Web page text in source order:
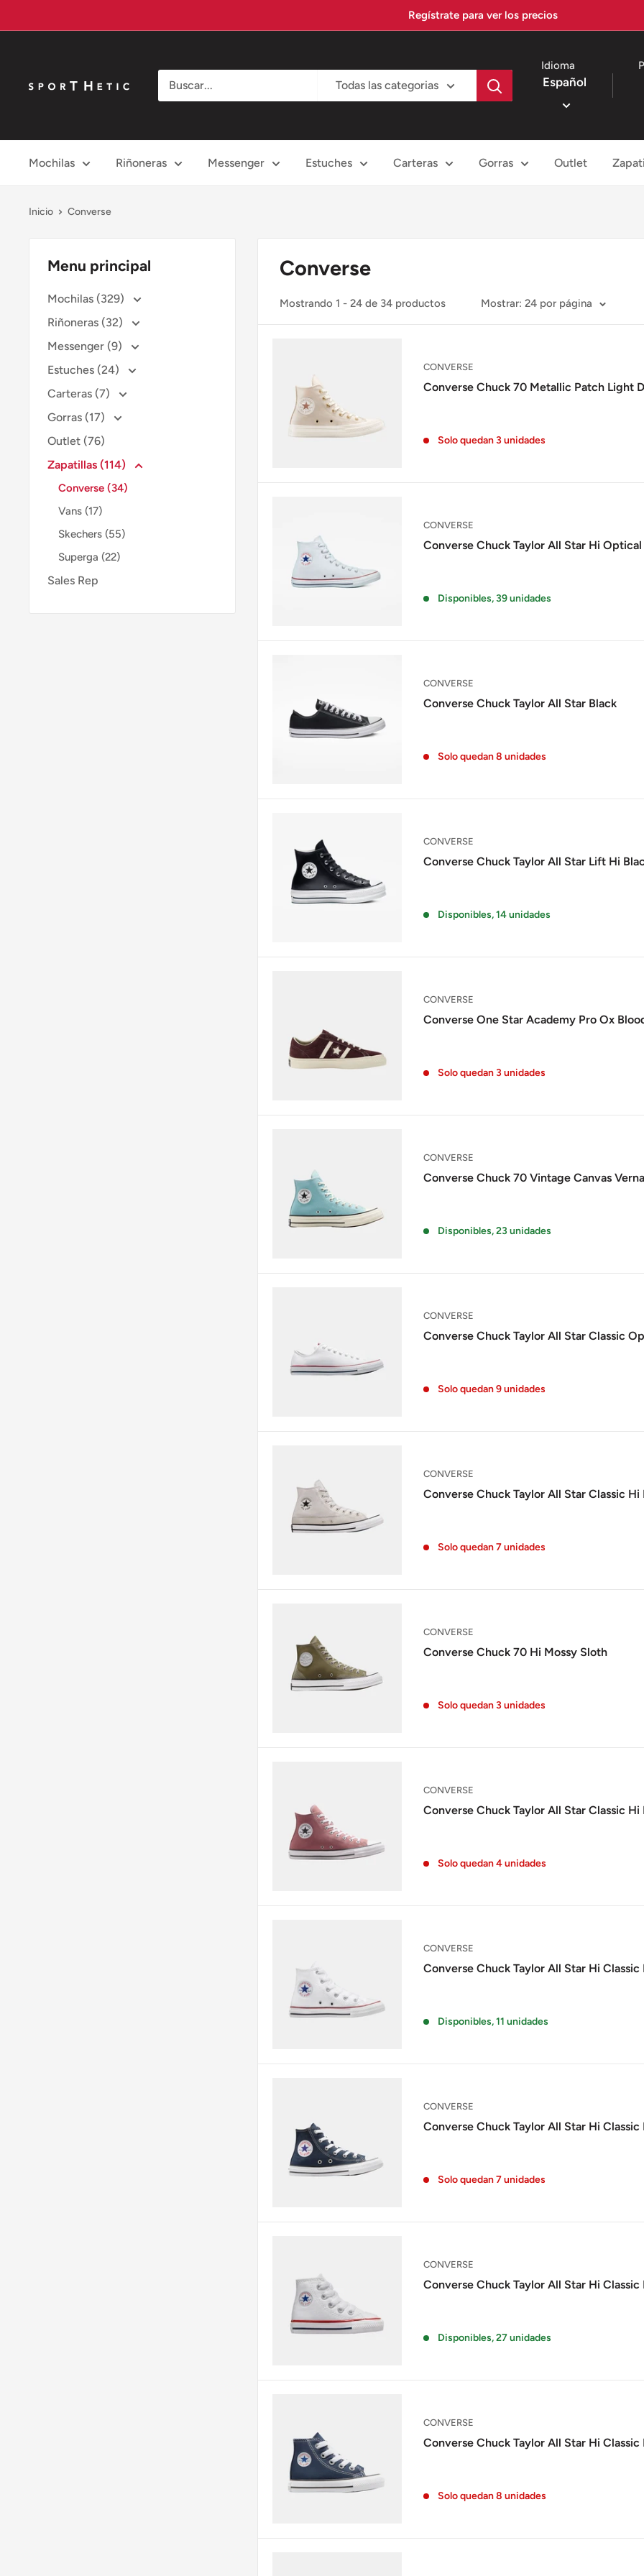
directamente
Regístrate para ver los precios
Sporthetic Todas las categorias
Idioma
Español
Mochilas Riñoneras Messenger Estuches Carteras Gorras Outlet
Inicio Converse
Menu principal
Mochilas (329)
Riñoneras (32)
Messenger (9)
Estuches (24)
Carteras (7)
Gorras (17)
Outlet (76)
Zapatillas (114)
Converse (34)
Vans (17)
Skechers (55)
Superga (22)
Sales Rep
Converse
Mostrando 1 - 24 de 34 productos Mostrar: 24 por página
CONVERSE
Converse Chuck 70 Metallic Patch Light
Solo quedan 3 unidades
CONVERSE
Converse Chuck Taylor All Star Hi
Disponibles, 39 unidades
CONVERSE
Converse Chuck Taylor All Star Black
Solo quedan 8 unidades
CONVERSE
Converse Chuck Taylor All Star Lift Hi
Disponibles, 14 unidades
CONVERSE
Converse One Star Academy Pro Ox
Solo quedan 3 unidades
CONVERSE
Converse Chuck 70 Vintage Canvas
Disponibles, 23 unidades
CONVERSE
Converse Chuck Taylor All Star Classic
Solo quedan 9 unidades
CONVERSE
Converse Chuck Taylor All Star Classic Hi
Solo quedan 7 unidades
CONVERSE
Converse Chuck 70 Hi Mossy Sloth
Solo quedan 3 unidades
CONVERSE
Converse Chuck Taylor All Star Classic Hi
Solo quedan 4 unidades
CONVERSE
Converse Chuck Taylor All Star Hi
Disponibles, 11 unidades
CONVERSE
Converse Chuck Taylor All Star Hi Classic
Solo quedan 7 unidades
CONVERSE
Converse Chuck Taylor All Star Hi
Disponibles, 27 unidades
CONVERSE
Converse Chuck Taylor All Star Hi Classic
Solo quedan 8 unidades